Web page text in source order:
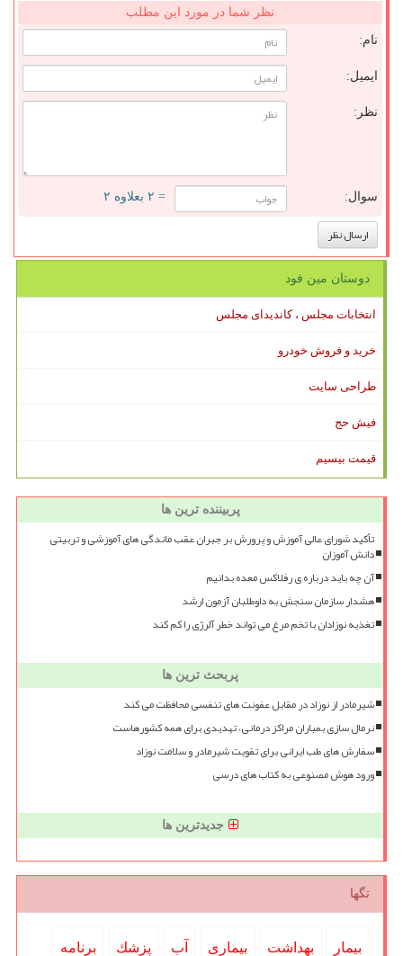
نظر شما در مورد این مطلب
نام:
ایمیل:
نظر:
سوال: = ۲ بعلاوه ۲
دوستان مین فود
انتخابات مجلس ، کاندیدای مجلس
خرید و فروش خودرو
طراحی سایت
فیش حج
قیمت بیسیم
پربیننده ترین ها
تأکید شورای عالی آموزش و پرورش بر جبران عقب ماندگی های آموزشی و تربیتی
دانش آموزان
آن چه باید درباره ی رفلاکس معده بدانیم
هشدار سازمان سنجش به داوطلبان آزمون ارشد
تغذیه نوزادان با تخم مرغ می تواند خطر آلرژی را کم کند
پربحث ترین ها
شیرمادر از نوزاد در مقابل عفونت های تنفسی محافظت می کند
نرمال سازی بمباران مراکز درمانی، تهدیدی برای همه کشورهاست
سفارش های طب ایرانی برای تقویت شیرمادر و سلامت نوزاد
ورود هوش مصنوعی به کتاب های درسی
جدیدترین ها
تگها
بیمار بهداشت بیماری آب پزشك برنامه